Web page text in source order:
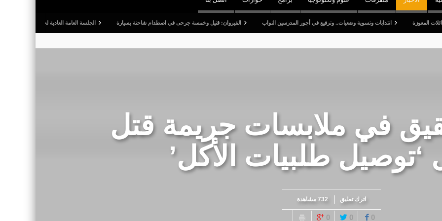
انتدابات وتسوية وضعيات.. وترفيع في أجور المدرسين النواب القيروان: قتيل وخمسة جرحى في اصطدام شاحنة بسيارة الجلسة العامة العادية لجامعة كرة القدم: المصادقة على
في ملابسات جريمة قتل
‘توصيل طلبيات الأكل’
اترك تعليق 732 مشاهدة
0
0
0